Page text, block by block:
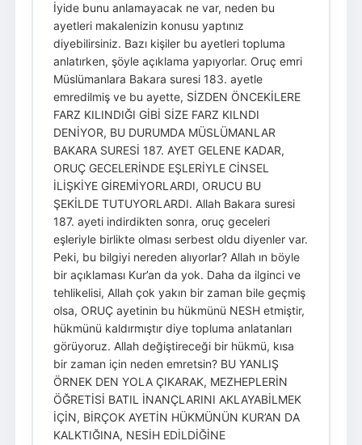
İyide bunu anlamayacak ne var, neden bu
ayetleri makalenizin konusu yaptınız
diyebilirsiniz. Bazı kişiler bu ayetleri topluma
anlatırken, şöyle açıklama yapıyorlar. Oruç emri
Müslümanlara Bakara suresi 183. ayetle
emredilmiş ve bu ayette, SİZDEN ÖNCEKİLERE
FARZ KILINDIĞI GİBİ SİZE FARZ KILNDI
DENİYOR, BU DURUMDA MÜSLÜMANLAR
BAKARA SURESİ 187. AYET GELENE KADAR,
ORUÇ GECELERİNDE EŞLERİYLE CİNSEL
İLİŞKİYE GİREMİYORLARDI, ORUCU BU
ŞEKİLDE TUTUYORLARDI. Allah Bakara suresi
187. ayeti indirdikten sonra, oruç geceleri
eşleriyle birlikte olması serbest oldu diyenler var.
Peki, bu bilgiyi nereden alıyorlar? Allah ın böyle
bir açıklaması Kur’an da yok. Daha da ilginci ve
tehlikelisi, Allah çok yakın bir zaman bile geçmiş
olsa, ORUÇ ayetinin bu hükmünü NESH etmiştir,
hükmünü kaldırmıştır diye topluma anlatanları
görüyoruz. Allah değiştireceği bir hükmü, kısa
bir zaman için neden emretsin? BU YANLIŞ
ÖRNEK DEN YOLA ÇIKARAK, MEZHEPLERİN
ÖĞRETİSİ BATIL İNANÇLARINI AKLAYABİLMEK
İÇİN, BİRÇOK AYETİN HÜKMÜNÜN KUR’AN DA
KALKTIĞINA, NESİH EDİLDİĞİNE